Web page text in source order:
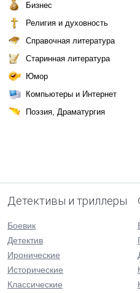
Бизнес
Религия и духовность
Справочная литература
Старинная литература
Юмор
Компьютеры и Интернет
Поэзия, Драматургия
Детективы и триллеры
Боевик
Детектив
Иронические
Исторические
Классические